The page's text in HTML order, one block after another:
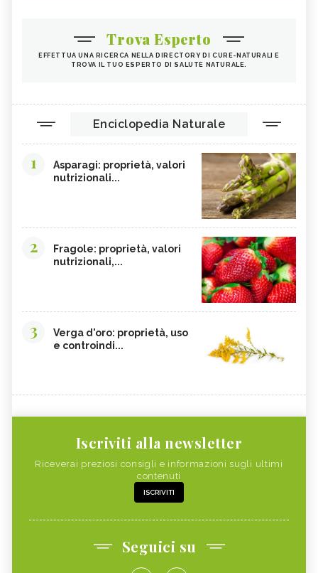
Trova Esperto
EFFETTUA UNA RICERCA NELLA DIRECTORY DI CURE-NATURALI E
TROVA IL TUO ESPERTO DI SALUTE NATURALE.
Enciclopedia Naturale
1
Asparagi: proprietà, valori
nutrizionali...
2
Fragole: proprietà, valori
nutrizionali,...
3
Verga d'oro: proprietà, uso
e controindi...
Iscriviti alla newsletter
Riceverai preziosi consigli e informazioni sugli ultimi
contenuti
ISCRIVITI
Seguici su